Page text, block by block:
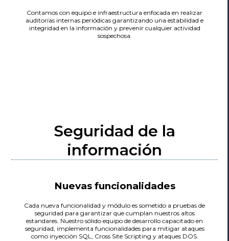
Contamos con equipo e infraestructura enfocada en realizar
auditorías internas periódicas garantizando una estabilidad e
integridad en la información y prevenir cualquier actividad
sospechosa.
Seguridad de la
información
Nuevas funcionalidades
Cada nueva funcionalidad y módulo es sometido a pruebas de
seguridad para garantizar que cumplan nuestros altos
estandares. Nuestro sólido equipo de desarrollo capacitado en
seguridad, implementa funcionalidades para mitigar ataques
como inyección SQL, Cross Site Scripting y ataques DOS.